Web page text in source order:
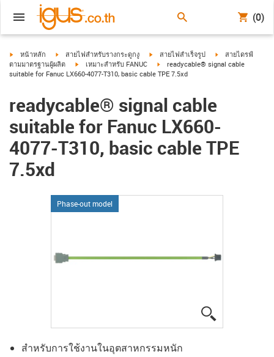
(0)
igus-icon-arrow-right
หน้าหลัก igus-icon-arrow-right
สายไฟสำหรับรางกระดูกงู igus-icon-arrow-right
สายไฟสำเร็จรูป igus-icon-arrow-
สายไดรฟ์
ตามมาตรฐานผู้ผลิต
igus-icon-arrow-right
เหมาะสำหรับ FANUC igus-icon-arrow-right
readycable® signal cable
suitable for Fanuc LX660-4077-T310, basic cable TPE 7.5xd
readycable® signal cable
suitable for Fanuc LX660-
4077-T310, basic cable TPE
7.5xd
Phase-out model
สำหรับการใช้งานในอุตสาหกรรมหนัก